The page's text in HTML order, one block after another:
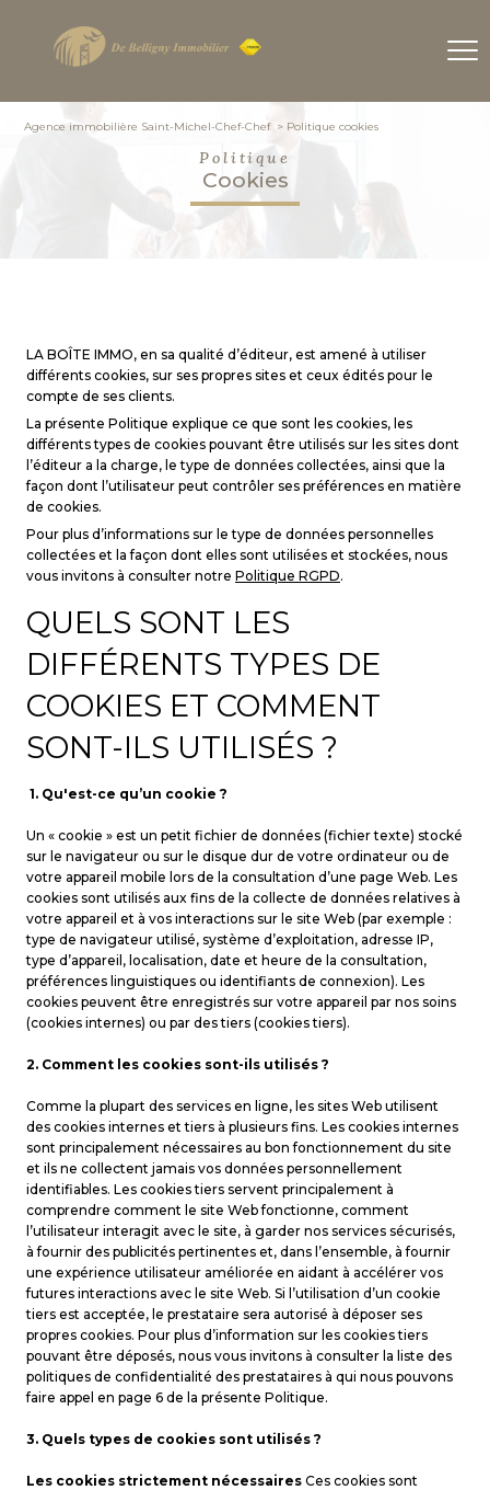
Agence immobilière Saint-Michel-Chef-Chef politique cookies
Politique
cookies
LA BOÎTE IMMO, en sa qualité d’éditeur, est amené à utiliser
différents cookies, sur ses propres sites et ceux édités pour le
compte de ses clients.
La présente Politique explique ce que sont les cookies, les
différents types de cookies pouvant être utilisés sur les sites dont
l’éditeur a la charge, le type de données collectées, ainsi que la
façon dont l’utilisateur peut contrôler ses préférences en matière
de cookies.
Pour plus d’informations sur le type de données personnelles
collectées et la façon dont elles sont utilisées et stockées, nous
vous invitons à consulter notre Politique RGPD.
QUELS SONT LES
DIFFÉRENTS TYPES DE
COOKIES ET COMMENT
SONT-ILS UTILISÉS ?
1. Qu'est-ce qu’un cookie ?
Un « cookie » est un petit fichier de données (fichier texte) stocké
sur le navigateur ou sur le disque dur de votre ordinateur ou de
votre appareil mobile lors de la consultation d’une page Web. Les
cookies sont utilisés aux fins de la collecte de données relatives à
votre appareil et à vos interactions sur le site Web (par exemple :
type de navigateur utilisé, système d’exploitation, adresse IP,
type d’appareil, localisation, date et heure de la consultation,
préférences linguistiques ou identifiants de connexion). Les
cookies peuvent être enregistrés sur votre appareil par nos soins
(cookies internes) ou par des tiers (cookies tiers).
2. Comment les cookies sont-ils utilisés ?
Comme la plupart des services en ligne, les sites Web utilisent
des cookies internes et tiers à plusieurs fins. Les cookies internes
sont principalement nécessaires au bon fonctionnement du site
et ils ne collectent jamais vos données personnellement
identifiables. Les cookies tiers servent principalement à
comprendre comment le site Web fonctionne, comment
l’utilisateur interagit avec le site, à garder nos services sécurisés,
à fournir des publicités pertinentes et, dans l’ensemble, à fournir
une expérience utilisateur améliorée en aidant à accélérer vos
futures interactions avec le site Web. Si l’utilisation d’un cookie
tiers est acceptée, le prestataire sera autorisé à déposer ses
propres cookies. Pour plus d’information sur les cookies tiers
pouvant être déposés, nous vous invitons à consulter la liste des
politiques de confidentialité des prestataires à qui nous pouvons
faire appel en page 6 de la présente Politique.
3. Quels types de cookies sont utilisés ?
Les cookies strictement nécessaires Ces cookies sont